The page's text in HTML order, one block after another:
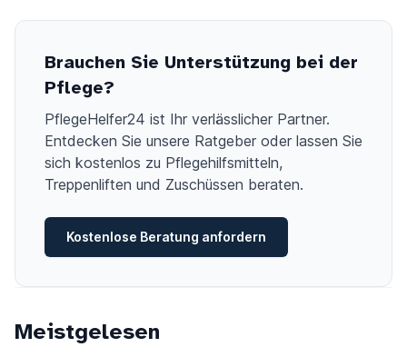
Brauchen Sie Unterstützung bei der
Pflege?
PflegeHelfer24 ist Ihr verlässlicher Partner.
Entdecken Sie unsere Ratgeber oder lassen Sie
sich kostenlos zu Pflegehilfsmitteln,
Treppenliften und Zuschüssen beraten.
Kostenlose Beratung anfordern
Meistgelesen